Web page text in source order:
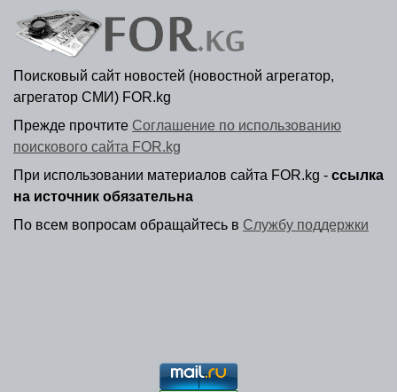
Поисковый сайт новостей (новостной агрегатор,
агрегатор СМИ) FOR.kg
Прежде прочтите Соглашение по использованию
поискового сайта FOR.kg
При использовании материалов сайта FOR.kg - ссылка
на источник обязательна
По всем вопросам обращайтесь в Службу поддержки